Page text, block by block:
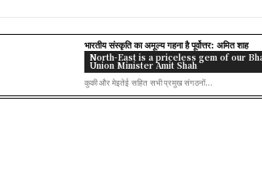
भारतीय संस्कृति का अमूल्य गहना है पूर्वोत्तर: अमित शाह
North-East is a priceless gem of our
Union Minister Amit Shah
कुकी और मेइतेई सहित सभी प्रमुख संगठनों...